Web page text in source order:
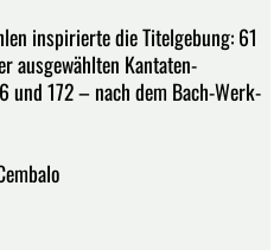
inspirierte die Titelgebung: 61
ausgewählten Kantaten-
und 172 – nach dem Bach-Werk-